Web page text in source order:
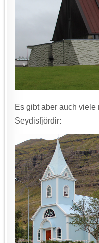
Es gibt aber auch
Seydisfjördir: